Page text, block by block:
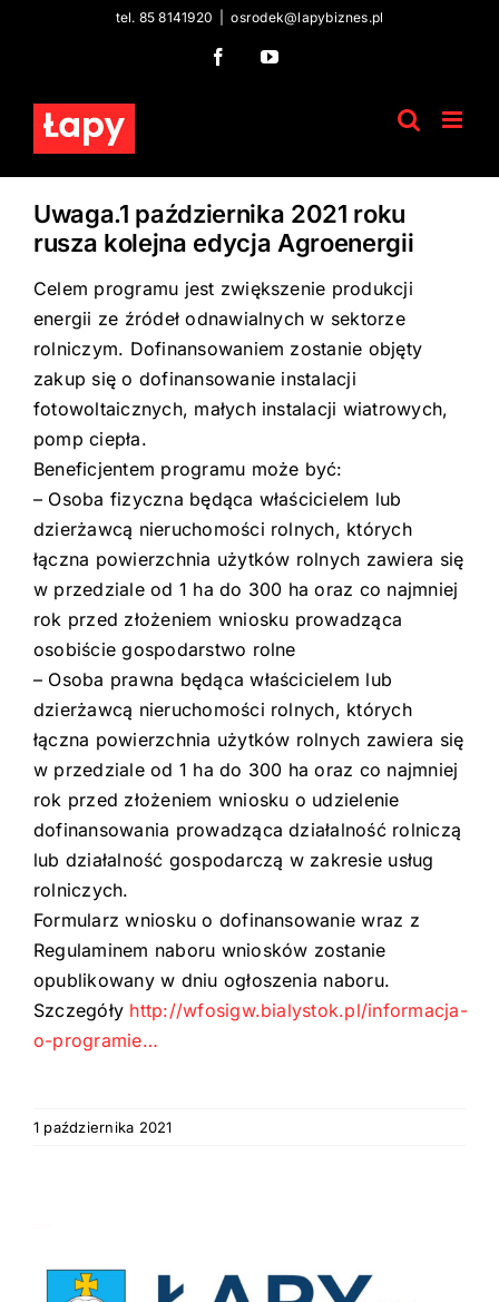
tel. 85 8141920 osrodek@lapybiznes.pl
FacebookYouTube
Uwaga.1 października 2021 roku
rusza kolejna edycja Agroenergii
Celem programu jest zwiększenie produkcji
energii ze źródeł odnawialnych w sektorze
rolniczym. Dofinansowaniem zostanie objęty
zakup się o dofinansowanie instalacji
fotowoltaicznych, małych instalacji wiatrowych,
pomp ciepła.
Beneficjentem programu może być:
– Osoba fizyczna będąca właścicielem lub
dzierżawcą nieruchomości rolnych, których
łączna powierzchnia użytków rolnych zawiera się
w przedziale od 1 ha do 300 ha oraz co najmniej
rok przed złożeniem wniosku prowadząca
osobiście gospodarstwo rolne
– Osoba prawna będąca właścicielem lub
dzierżawcą nieruchomości rolnych, których
łączna powierzchnia użytków rolnych zawiera się
w przedziale od 1 ha do 300 ha oraz co najmniej
rok przed złożeniem wniosku o udzielenie
dofinansowania prowadząca działalność rolniczą
lub działalność gospodarczą w zakresie usług
rolniczych.
Formularz wniosku o dofinansowanie wraz z
Regulaminem naboru wniosków zostanie
opublikowany w dniu ogłoszenia naboru.
Szczegóły http://wfosigw.bialystok.pl/informacja-
o-programie…
1 października 2021